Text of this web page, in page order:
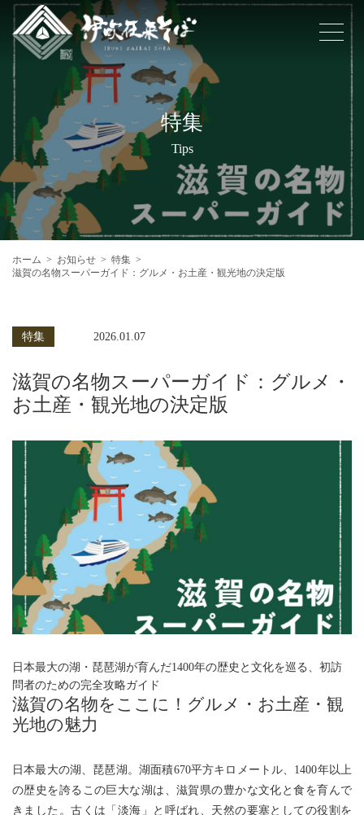
特集
Tips
ホーム お知らせ
特集
滋賀の名物スーパーガイド：グルメ・お土産・観光地の決定版
特集 2026.01.07
滋賀の名物スーパーガイド：グルメ・
お土産・観光地の決定版
日本最大の湖・琵琶湖が育んだ1400年の歴史と文化を巡る、初訪
問者のための完全攻略ガイド
滋賀の名物をここに！グルメ・お土産・観
光地の魅力
日本最大の湖、琵琶湖。湖面積670平方キロメートル、1400年以上
の歴史を誇るこの巨大な湖は、滋賀県の豊かな文化と食を育んで
きました。古くは「淡海」と呼ばれ、天然の要塞としての役割を